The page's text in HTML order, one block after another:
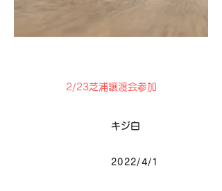
2/23芝浦譲渡会参加
キジ白
2022/4/1